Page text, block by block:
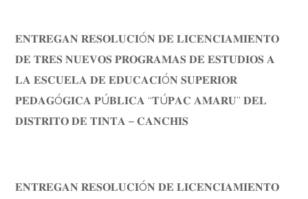
𝐄𝐍𝐓𝐑𝐄𝐆𝐀𝐍 𝐑𝐄𝐒𝐎𝐋𝐔𝐂𝐈Ó𝐍 𝐃𝐄 𝐋𝐈𝐂𝐄𝐍𝐂𝐈𝐀𝐌𝐈𝐄𝐍𝐓𝐎
𝐃𝐄 𝐓𝐑𝐄𝐒 𝐍𝐔𝐄𝐕𝐎𝐒 𝐏𝐑𝐎𝐆𝐑𝐀𝐌𝐀𝐒 𝐃𝐄 𝐄𝐒𝐓𝐔𝐃𝐈𝐎𝐒 𝐀
𝐋𝐀 𝐄𝐒𝐂𝐔𝐄𝐋𝐀 𝐃𝐄 𝐄𝐃𝐔𝐂𝐀𝐂𝐈Ó𝐍 𝐒𝐔𝐏𝐄𝐑𝐈𝐎𝐑
𝐏𝐄𝐃𝐀𝐆Ó𝐆𝐈𝐂𝐀 𝐏Ú𝐁𝐋𝐈𝐂𝐀 “𝐓Ú𝐏𝐀𝐂 𝐀𝐌𝐀𝐑𝐔” 𝐃𝐄𝐋
𝐃𝐈𝐒𝐓𝐑𝐈𝐓𝐎 𝐃𝐄 𝐓𝐈𝐍𝐓𝐀 – 𝐂𝐀𝐍𝐂𝐇𝐈𝐒
𝐄𝐍𝐓𝐑𝐄𝐆𝐀𝐍 𝐑𝐄𝐒𝐎𝐋𝐔𝐂𝐈Ó𝐍 𝐃𝐄 𝐋𝐈𝐂𝐄𝐍𝐂𝐈𝐀𝐌𝐈𝐄𝐍𝐓𝐎